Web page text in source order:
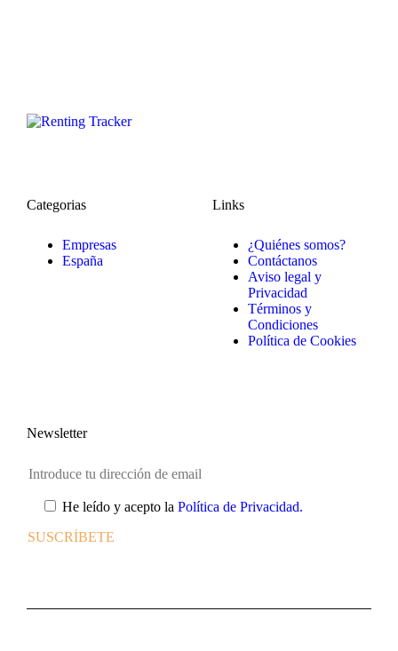
Categorias
Empresas
España
Links
¿Quiénes somos?
Contáctanos
Aviso legal y
Privacidad
Términos y
Condiciones
Política de Cookies
Newsletter
He leído y acepto la Política de Privacidad.